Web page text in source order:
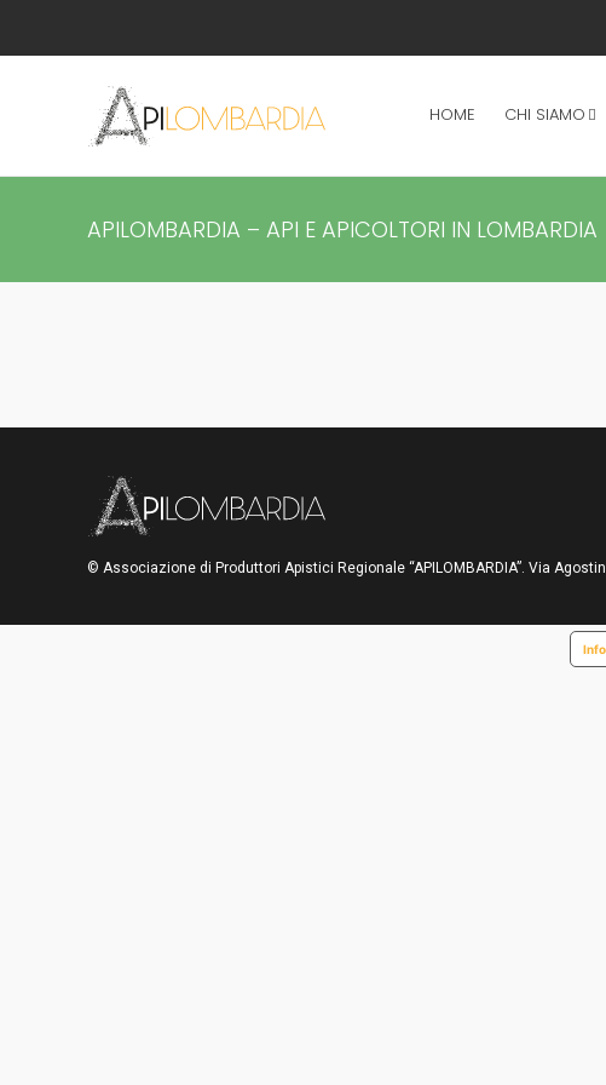
HOME CHI SIAMO
APILOMBARDIA – API E APICOLTORI IN LOMBARDIA
© Associazione di Produttori Apistici Regionale “APILOMBARDIA”. Via